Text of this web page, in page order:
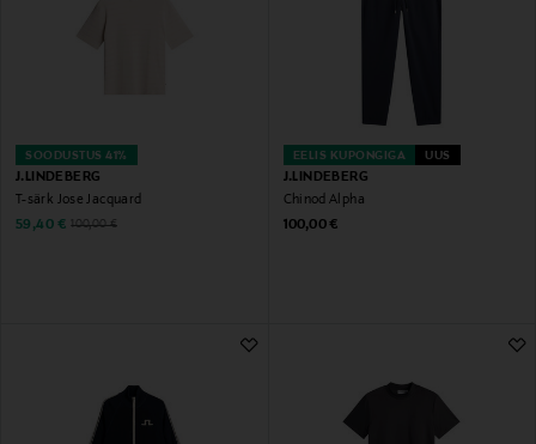
SOODUSTUS 41%
J.LINDEBERG
T-särk Jose Jacquard
Discounted Price
59,40 € Original Price
100,00 €
EELIS KUPONGIGA UUS
J.LINDEBERG
Chinod Alpha
Original Price
100,00 €